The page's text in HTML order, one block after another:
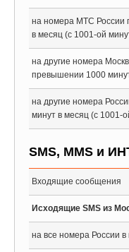
на номера МТС России
в месяц (с 1001-ой
на другие номера
превышении 1000
на другие номера
минут в месяц (с 1001-
SMS, MMS и
Входящие сообщения
Исходящие SMS из
на все номера России